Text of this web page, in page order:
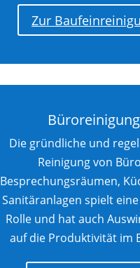
Zur
Büroreinigung
Die gründliche und
Reinigung von
Besprechungsräumen,
Sanitäranlagen spielt
Rolle und hat auch
auf die Produktivität im